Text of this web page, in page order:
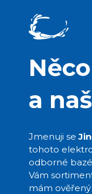
a
Jmenuji se
tohoto
odborné
Vám
mám